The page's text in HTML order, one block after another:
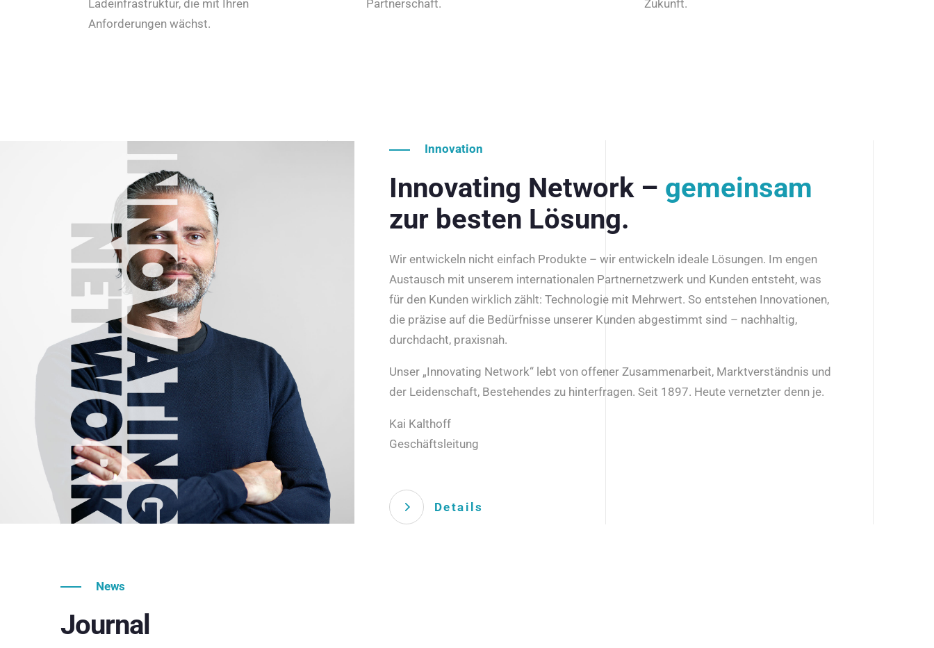
Ladeinfrastruktur, die mit Ihren
Anforderungen wächst.
Partnerschaft.
Zukunft.
Innovation
Innovating Network – gemeinsam
zur besten Lösung.
Wir entwickeln nicht einfach Produkte – wir entwickeln ideale Lösungen. Im engen
Austausch mit unserem internationalen Partnernetzwerk und Kunden entsteht, was
für den Kunden wirklich zählt: Technologie mit Mehrwert. So entstehen Innovationen,
die präzise auf die Bedürfnisse unserer Kunden abgestimmt sind – nachhaltig,
durchdacht, praxisnah.
Unser „Innovating Network“ lebt von offener Zusammenarbeit, Marktverständnis und
der Leidenschaft, Bestehendes zu hinterfragen. Seit 1897. Heute vernetzter denn je.
Kai Kalthoff
Geschäftsleitung
Details
News
Journal